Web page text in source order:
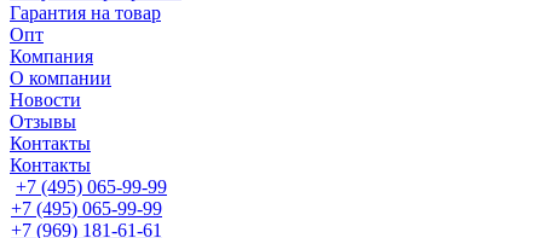
Гарантия на товар
Опт
Компания
О компании
Новости
Отзывы
Контакты
Контакты
+7 (495) 065-99-99
+7 (495) 065-99-99
+7 (969) 181-61-61